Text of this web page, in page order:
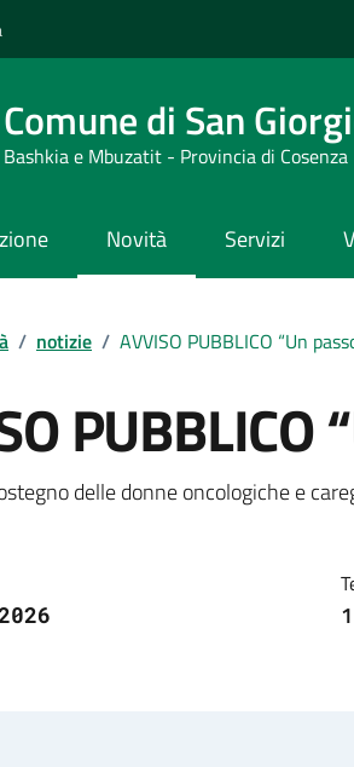
Comune di San
Bashkia e Mbuzatit - Provincia di Cosenza
Novità Servizi
/ notizie / AVVISO PUBBLICO “Un
PUBBLICO
della notizia
delle donne oncologiche e